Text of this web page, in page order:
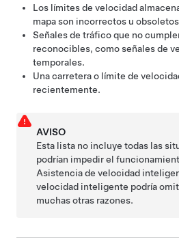
Los límites de velocidad
mapa son incorrectos u
Señales de tráfico que no
reconocibles, como señales de
temporales.
Una carretera o límite de
recientemente.
AVISO
Esta lista no incluye todas las
podrían impedir el
Asistencia de velocidad
velocidad inteligente podría
muchas otras razones.